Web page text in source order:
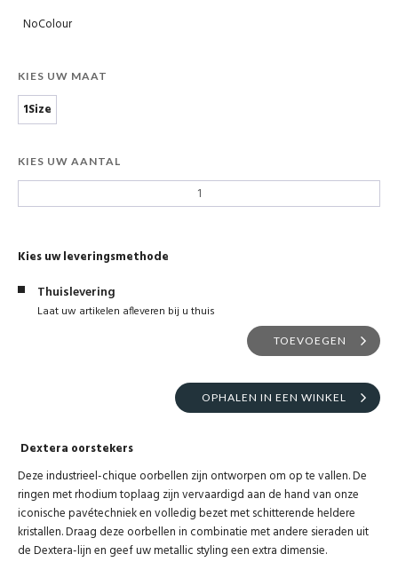
NoColour
KIES UW MAAT
1Size
KIES UW AANTAL
Kies uw leveringsmethode
Thuislevering
Laat uw artikelen afleveren bij u thuis
TOEVOEGEN
OPHALEN IN EEN WINKEL
Dextera oorstekers
Deze industrieel-chique oorbellen zijn ontworpen om op te vallen. De
ringen met rhodium toplaag zijn vervaardigd aan de hand van onze
iconische pavétechniek en volledig bezet met schitterende heldere
kristallen. Draag deze oorbellen in combinatie met andere sieraden uit
de Dextera-lijn en geef uw metallic styling een extra dimensie.